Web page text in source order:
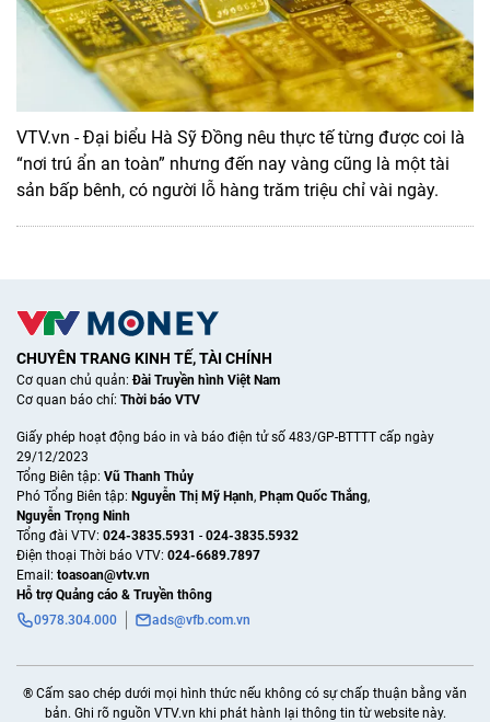
VTV.vn - Đại biểu Hà Sỹ Đồng nêu thực tế từng được coi là
“nơi trú ẩn an toàn” nhưng đến nay vàng cũng là một tài
sản bấp bênh, có người lỗ hàng trăm triệu chỉ vài ngày.
CHUYÊN TRANG KINH TẾ, TÀI CHÍNH
Cơ quan chủ quản:Đài Truyền hình Việt Nam
Cơ quan báo chí: Thời báo VTV
Giấy phép hoạt động báo in và báo điện tử số 483/GP-BTTTT cấp ngày
29/12/2023
Tổng Biên tập: Vũ Thanh Thủy
Phó Tổng Biên tập: Nguyễn Thị Mỹ Hạnh, Phạm Quốc Thắng,
Nguyễn Trọng Ninh
Tổng đài VTV: 024-3835.5931 - 024-3835.5932
Ðiện thoại Thời báo VTV: 024-6689.7897
Email: toasoan@vtv.vn
Hỗ trợ Quảng cáo & Truyền thông
0978.304.000
ads@vfb.com.vn
® Cấm sao chép dưới mọi hình thức nếu không có sự chấp thuận bằng văn
bản. Ghi rõ nguồn VTV.vn khi phát hành lại thông tin từ website này.